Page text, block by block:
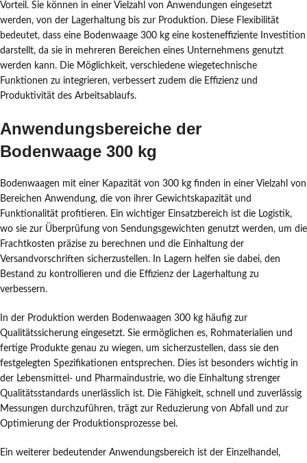
Vorteil. Sie können in einer Vielzahl von Anwendungen eingesetzt
werden, von der Lagerhaltung bis zur Produktion. Diese Flexibilität
bedeutet, dass eine Bodenwaage 300 kg eine kosteneffiziente Investition
darstellt, da sie in mehreren Bereichen eines Unternehmens genutzt
werden kann. Die Möglichkeit, verschiedene wiegetechnische
Funktionen zu integrieren, verbessert zudem die Effizienz und
Produktivität des Arbeitsablaufs.
Anwendungsbereiche der
Bodenwaage 300 kg
Bodenwaagen mit einer Kapazität von 300 kg finden in einer Vielzahl von
Bereichen Anwendung, die von ihrer Gewichtskapazität und
Funktionalität profitieren. Ein wichtiger Einsatzbereich ist die Logistik,
wo sie zur Überprüfung von Sendungsgewichten genutzt werden, um die
Frachtkosten präzise zu berechnen und die Einhaltung der
Versandvorschriften sicherzustellen. In Lagern helfen sie dabei, den
Bestand zu kontrollieren und die Effizienz der Lagerhaltung zu
verbessern.
In der Produktion werden Bodenwaagen 300 kg häufig zur
Qualitätssicherung eingesetzt. Sie ermöglichen es, Rohmaterialien und
fertige Produkte genau zu wiegen, um sicherzustellen, dass sie den
festgelegten Spezifikationen entsprechen. Dies ist besonders wichtig in
der Lebensmittel- und Pharmaindustrie, wo die Einhaltung strenger
Qualitätsstandards unerlässlich ist. Die Fähigkeit, schnell und zuverlässig
Messungen durchzuführen, trägt zur Reduzierung von Abfall und zur
Optimierung der Produktionsprozesse bei.
Ein weiterer bedeutender Anwendungsbereich ist der Einzelhandel,